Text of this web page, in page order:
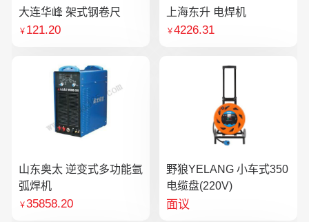
大连华峰 架式钢卷尺
￥ 121.20
上海东升 电焊机
￥4226.31
山东奥太 逆变式多功能氩
弧焊机
￥35858.20
野狼YELANG 小车式350
电缆盘(220V)
面议